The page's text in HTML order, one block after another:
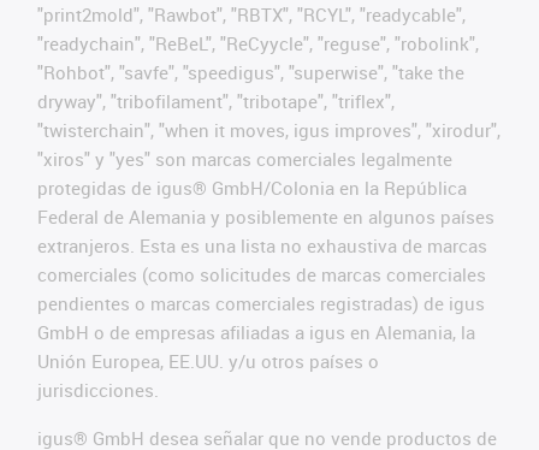
"print2mold", "Rawbot", "RBTX", "RCYL", "readycable",
"readychain", "ReBeL", "ReCyycle", "reguse", "robolink",
"Rohbot", "savfe", "speedigus", "superwise", "take the
dryway", "tribofilament", "tribotape", "triflex",
"twisterchain", "when it moves, igus improves", "xirodur",
"xiros" y "yes" son marcas comerciales legalmente
protegidas de igus® GmbH/Colonia en la República
Federal de Alemania y posiblemente en algunos países
extranjeros. Esta es una lista no exhaustiva de marcas
comerciales (como solicitudes de marcas comerciales
pendientes o marcas comerciales registradas) de igus
GmbH o de empresas afiliadas a igus en Alemania, la
Unión Europea, EE.UU. y/u otros países o
jurisdicciones.
igus® GmbH desea señalar que no vende productos de